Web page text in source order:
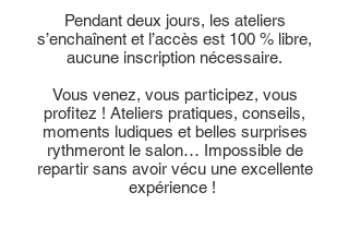
Pendant deux jours, les ateliers
s’enchaînent et l’accès est 100 % libre,
aucune inscription nécessaire.
Vous venez, vous participez, vous
profitez ! Ateliers pratiques, conseils,
moments ludiques et belles surprises
rythmeront le salon… Impossible de
repartir sans avoir vécu une excellente
expérience !